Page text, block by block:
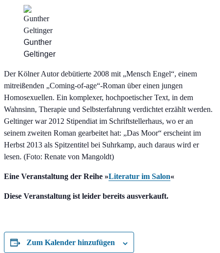
Gunther
Geltinger
Der Kölner Autor debütierte 2008 mit „Mensch Engel“, einem
mitreißenden „Coming-of-age“-Roman über einen jungen
Homosexuellen. Ein komplexer, hochpoetischer Text, in dem
Wahnsinn, Therapie und Selbsterfahrung verdichtet erzählt werden.
Geltinger war 2012 Stipendiat im Schriftstellerhaus, wo er an
seinem zweiten Roman gearbeitet hat: „Das Moor“ erscheint im
Herbst 2013 als Spitzentitel bei Suhrkamp, auch daraus wird er
lesen. (Foto: Renate von Mangoldt)
Eine Veranstaltung der Reihe »Literatur im Salon«
Diese Veranstaltung ist leider bereits ausverkauft.
Zum Kalender hinzufügen